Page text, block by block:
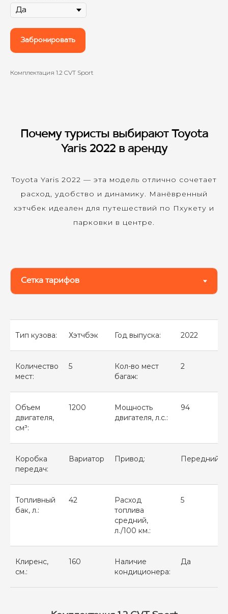
Забронировать
Комплектация 1.2 CVT Sport
Почему туристы выбирают Toyota
Yaris 2022 в аренду
Toyota Yaris 2022 — эта модель отлично сочетает
расход, удобство и динамику. Манёвренный
хэтчбек идеален для путешествий по Пхукету и
парковки в центре.
Тип кузова: Хэтчбэк Год выпуска: 2022
Количество
мест:
5
Кол-во мест
багаж:
2
Объем
двигателя,
см³:
1200
Мощность
двигателя, л.с.:
94
Коробка
передач:
Вариатор Привод: Передний
Топливный
бак, л.:
42
Расход
топлива
средний,
л./100 км.:
5
Клиренс,
см.:
160
Наличие
кондиционера:
Да